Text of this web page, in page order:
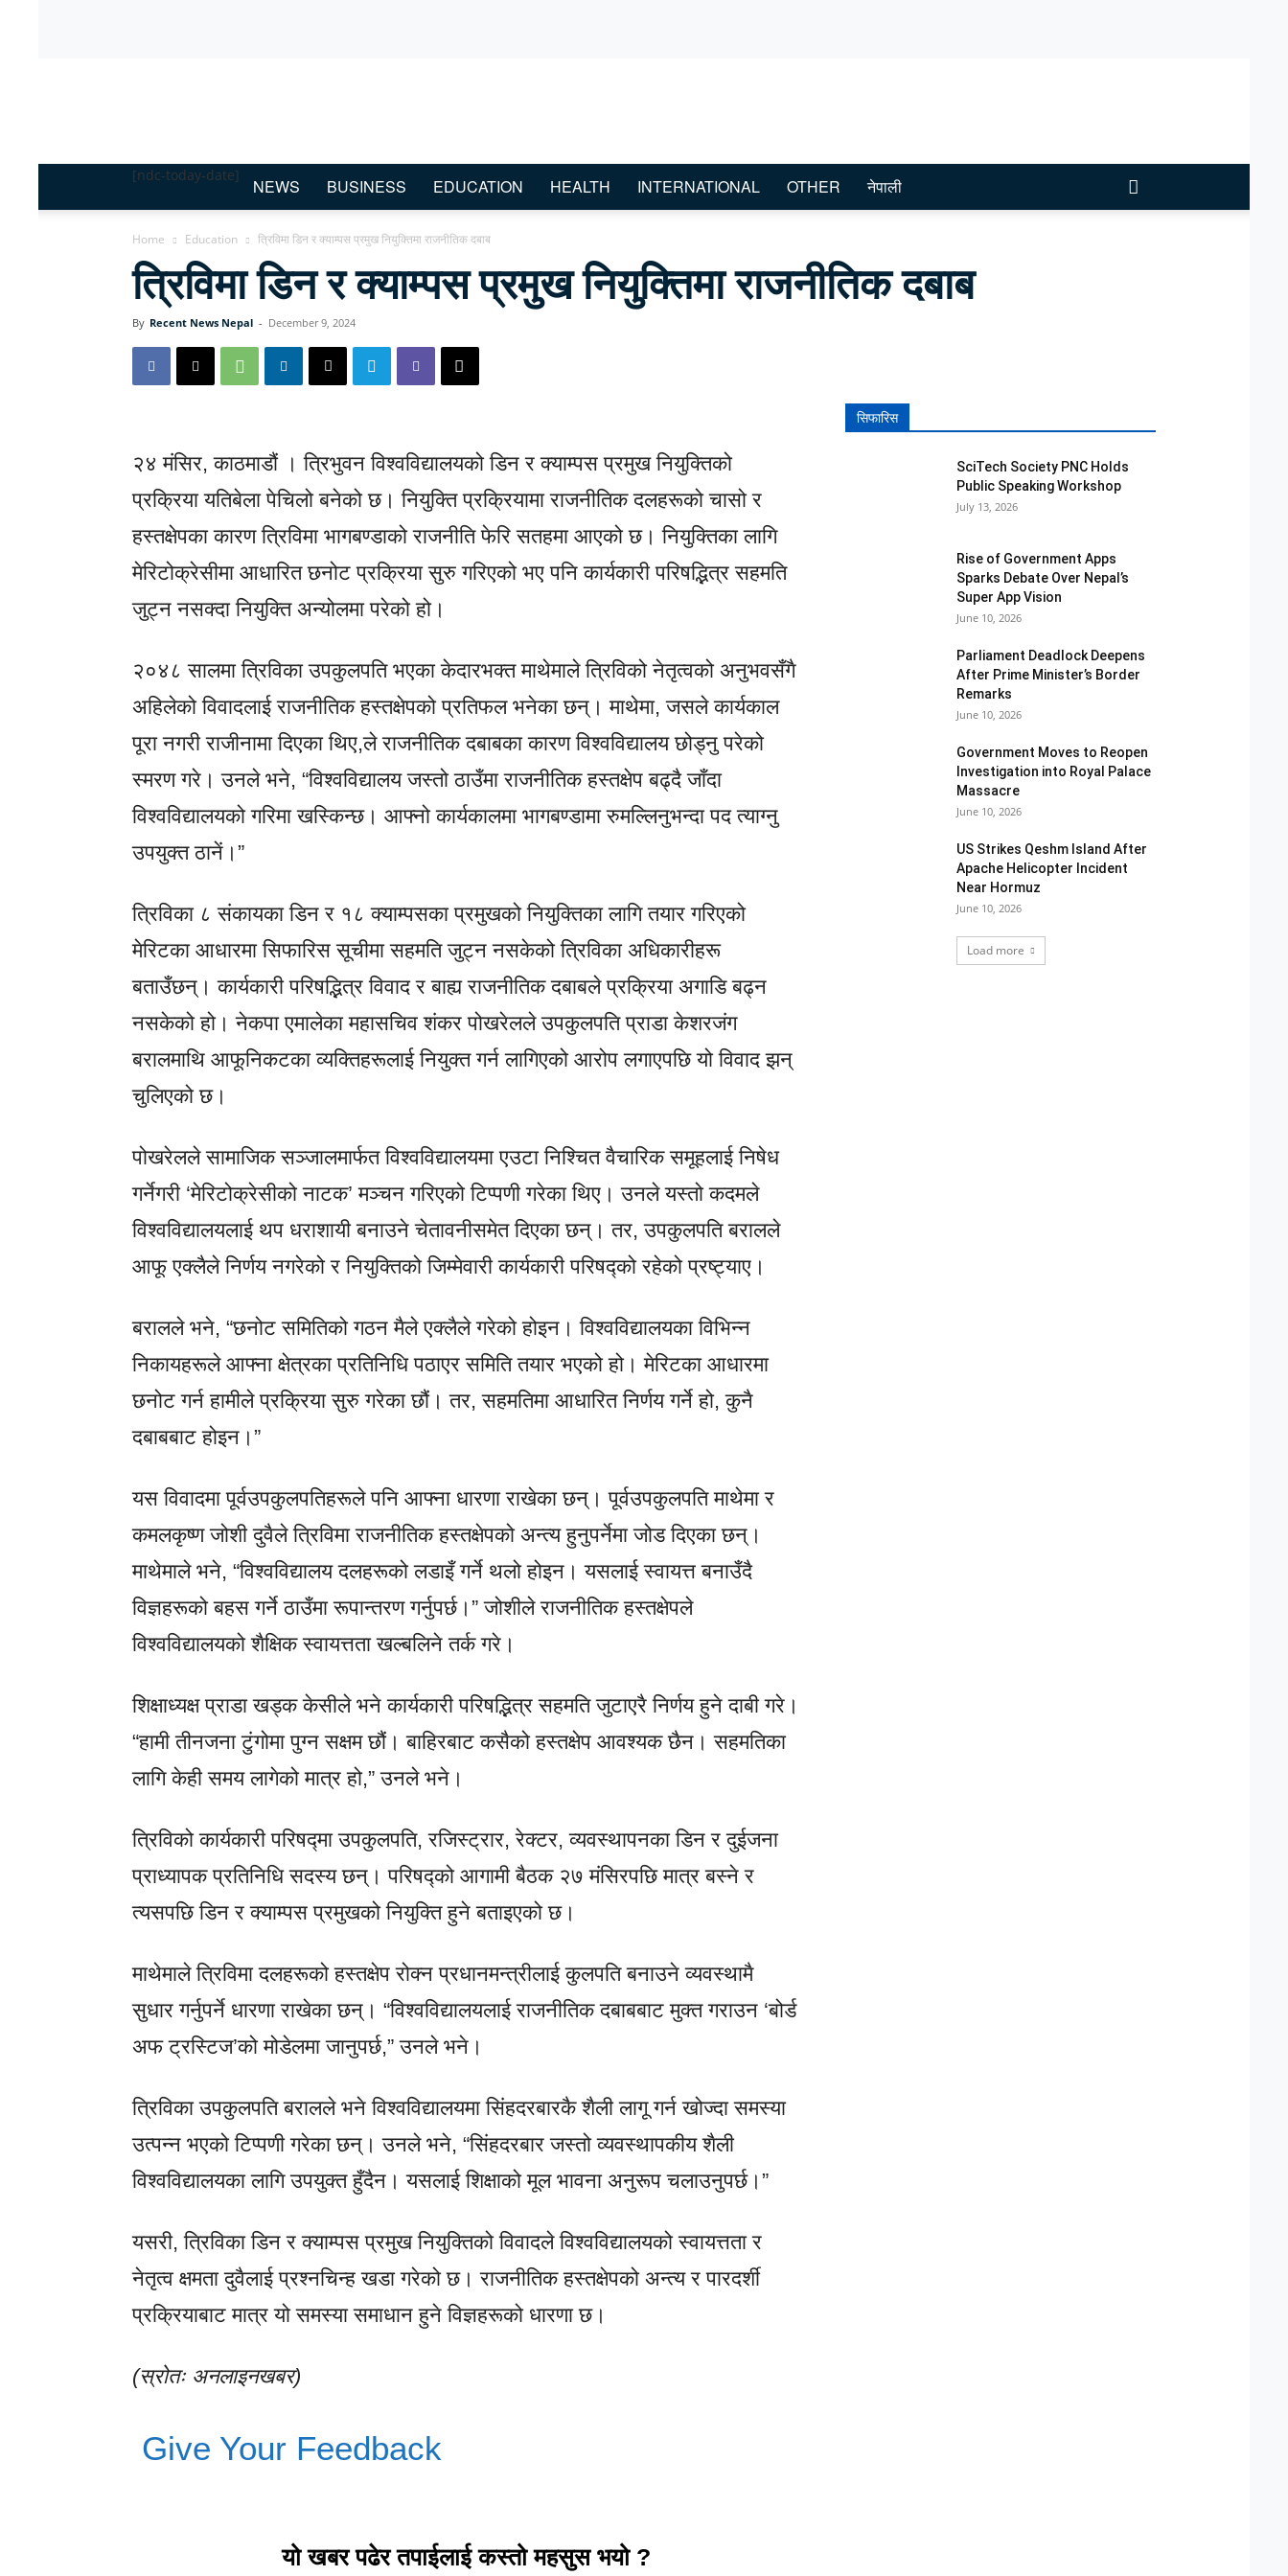
[ndc-today-date]
NEWS BUSINESS EDUCATION HEALTH INTERNATIONAL OTHER नेपाली
Home Education त्रिविमा डिन र क्याम्पस प्रमुख नियुक्तिमा राजनीतिक दबाब
त्रिविमा डिन र क्याम्पस प्रमुख नियुक्तिमा राजनीतिक दबाब
By Recent News Nepal - December 9, 2024
२४ मंसिर, काठमाडौं । त्रिभुवन विश्वविद्यालयको डिन र क्याम्पस प्रमुख नियुक्तिको
प्रक्रिया यतिबेला पेचिलो बनेको छ। नियुक्ति प्रक्रियामा राजनीतिक दलहरूको चासो र
हस्तक्षेपका कारण त्रिविमा भागबण्डाको राजनीति फेरि सतहमा आएको छ। नियुक्तिका लागि
मेरिटोक्रेसीमा आधारित छनोट प्रक्रिया सुरु गरिएको भए पनि कार्यकारी परिषद्भित्र सहमति
जुट्न नसक्दा नियुक्ति अन्योलमा परेको हो।
२०४८ सालमा त्रिविका उपकुलपति भएका केदारभक्त माथेमाले त्रिविको नेतृत्वको अनुभवसँगै
अहिलेको विवादलाई राजनीतिक हस्तक्षेपको प्रतिफल भनेका छन्। माथेमा, जसले कार्यकाल
पूरा नगरी राजीनामा दिएका थिए,ले राजनीतिक दबाबका कारण विश्वविद्यालय छोड्नु परेको
स्मरण गरे। उनले भने, “विश्वविद्यालय जस्तो ठाउँमा राजनीतिक हस्तक्षेप बढ्दै जाँदा
विश्वविद्यालयको गरिमा खस्किन्छ। आफ्नो कार्यकालमा भागबण्डामा रुमल्लिनुभन्दा पद त्याग्नु
उपयुक्त ठानें।”
त्रिविका ८ संकायका डिन र १८ क्याम्पसका प्रमुखको नियुक्तिका लागि तयार गरिएको
मेरिटका आधारमा सिफारिस सूचीमा सहमति जुट्न नसकेको त्रिविका अधिकारीहरू
बताउँछन्। कार्यकारी परिषद्भित्र विवाद र बाह्य राजनीतिक दबाबले प्रक्रिया अगाडि बढ्न
नसकेको हो। नेकपा एमालेका महासचिव शंकर पोखरेलले उपकुलपति प्राडा केशरजंग
बरालमाथि आफूनिकटका व्यक्तिहरूलाई नियुक्त गर्न लागिएको आरोप लगाएपछि यो विवाद झन्
चुलिएको छ।
पोखरेलले सामाजिक सञ्जालमार्फत विश्वविद्यालयमा एउटा निश्चित वैचारिक समूहलाई निषेध
गर्नेगरी ‘मेरिटोक्रेसीको नाटक’ मञ्चन गरिएको टिप्पणी गरेका थिए। उनले यस्तो कदमले
विश्वविद्यालयलाई थप धराशायी बनाउने चेतावनीसमेत दिएका छन्। तर, उपकुलपति बरालले
आफू एक्लैले निर्णय नगरेको र नियुक्तिको जिम्मेवारी कार्यकारी परिषद्को रहेको प्रष्ट्याए।
बरालले भने, “छनोट समितिको गठन मैले एक्लैले गरेको होइन। विश्वविद्यालयका विभिन्न
निकायहरूले आफ्ना क्षेत्रका प्रतिनिधि पठाएर समिति तयार भएको हो। मेरिटका आधारमा
छनोट गर्न हामीले प्रक्रिया सुरु गरेका छौं। तर, सहमतिमा आधारित निर्णय गर्ने हो, कुनै
दबाबबाट होइन।”
यस विवादमा पूर्वउपकुलपतिहरूले पनि आफ्ना धारणा राखेका छन्। पूर्वउपकुलपति माथेमा र
कमलकृष्ण जोशी दुवैले त्रिविमा राजनीतिक हस्तक्षेपको अन्त्य हुनुपर्नेमा जोड दिएका छन्।
माथेमाले भने, “विश्वविद्यालय दलहरूको लडाइँ गर्ने थलो होइन। यसलाई स्वायत्त बनाउँदै
विज्ञहरूको बहस गर्ने ठाउँमा रूपान्तरण गर्नुपर्छ।” जोशीले राजनीतिक हस्तक्षेपले
विश्वविद्यालयको शैक्षिक स्वायत्तता खल्बलिने तर्क गरे।
शिक्षाध्यक्ष प्राडा खड्क केसीले भने कार्यकारी परिषद्भित्र सहमति जुटाएरै निर्णय हुने दाबी गरे।
“हामी तीनजना टुंगोमा पुग्न सक्षम छौं। बाहिरबाट कसैको हस्तक्षेप आवश्यक छैन। सहमतिका
लागि केही समय लागेको मात्र हो,” उनले भने।
त्रिविको कार्यकारी परिषद्मा उपकुलपति, रजिस्ट्रार, रेक्टर, व्यवस्थापनका डिन र दुईजना
प्राध्यापक प्रतिनिधि सदस्य छन्। परिषद्को आगामी बैठक २७ मंसिरपछि मात्र बस्ने र
त्यसपछि डिन र क्याम्पस प्रमुखको नियुक्ति हुने बताइएको छ।
माथेमाले त्रिविमा दलहरूको हस्तक्षेप रोक्न प्रधानमन्त्रीलाई कुलपति बनाउने व्यवस्थामै
सुधार गर्नुपर्ने धारणा राखेका छन्। “विश्वविद्यालयलाई राजनीतिक दबाबबाट मुक्त गराउन ‘बोर्ड
अफ ट्रस्टिज’को मोडेलमा जानुपर्छ,” उनले भने।
त्रिविका उपकुलपति बरालले भने विश्वविद्यालयमा सिंहदरबारकै शैली लागू गर्न खोज्दा समस्या
उत्पन्न भएको टिप्पणी गरेका छन्। उनले भने, “सिंहदरबार जस्तो व्यवस्थापकीय शैली
विश्वविद्यालयका लागि उपयुक्त हुँदैन। यसलाई शिक्षाको मूल भावना अनुरूप चलाउनुपर्छ।”
यसरी, त्रिविका डिन र क्याम्पस प्रमुख नियुक्तिको विवादले विश्वविद्यालयको स्वायत्तता र
नेतृत्व क्षमता दुवैलाई प्रश्नचिन्ह खडा गरेको छ। राजनीतिक हस्तक्षेपको अन्त्य र पारदर्शी
प्रक्रियाबाट मात्र यो समस्या समाधान हुने विज्ञहरूको धारणा छ।
(स्रोतः अनलाइनखबर)
Give Your Feedback
यो खबर पढेर तपाईलाई कस्तो महसुस भयो ?
सिफारिस
SciTech Society PNC Holds
Public Speaking Workshop
July 13, 2026
Rise of Government Apps
Sparks Debate Over Nepal’s
Super App Vision
June 10, 2026
Parliament Deadlock Deepens
After Prime Minister’s Border
Remarks
June 10, 2026
Government Moves to Reopen
Investigation into Royal Palace
Massacre
June 10, 2026
US Strikes Qeshm Island After
Apache Helicopter Incident
Near Hormuz
June 10, 2026
Load more